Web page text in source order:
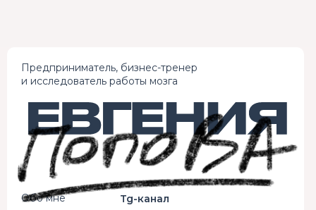
Предприниматель, бизнес-тренер
и исследователь работы мозга
Обо мне
Tg-канал